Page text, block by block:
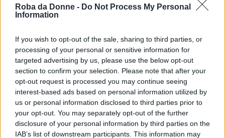
Roba da Donne - Do Not Process My Personal
Information
If you wish to opt-out of the sale, sharing to third parties, or
processing of your personal or sensitive information for
targeted advertising by us, please use the below opt-out
section to confirm your selection. Please note that after your
opt-out request is processed you may continue seeing
interest-based ads based on personal information utilized by
us or personal information disclosed to third parties prior to
your opt-out. You may separately opt-out of the further
disclosure of your personal information by third parties on the
IAB’s list of downstream participants. This information may
Silente, il mago buono più potente mai esistito
a causa di una maledizione di unHorcrux,
perde pian piano le forze e si fa assassinare da
Severus Piton in modo concordato tra i due.
Qualcuno, nonostante non in tenerissima età (la
scrivente, per esempio),ci ha pure versato
qualche lacrima. Doverosa.